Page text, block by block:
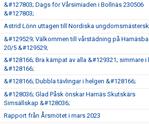
&#127803; Dags för Vårsimiaden i Bollnäs 230506
&#127803;
Astrid Lönn uttagen till Nordiska
&#129529; Välkommen till vårstädning på
20/5 &#129529;
&#128166; Bra kämpat av alla &#129321; simmare i
&#128166;
&#128166; Dubbla tävlingar i helgen &#128166;
&#128036; Glad Påsk önskar Harnäs Skutskärs
Simsällskap &#128036;
Rapport från Årsmötet i mars 2023